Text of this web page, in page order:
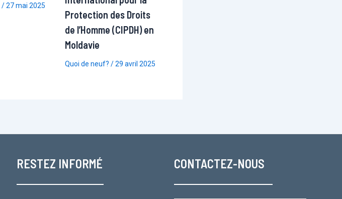
/27 mai 2025
Protection des Droits
de l’Homme (CIPDH) en
Moldavie
Quoi de neuf? /29 avril 2025
RESTEZ INFORMÉ CONTACTEZ-NOUS